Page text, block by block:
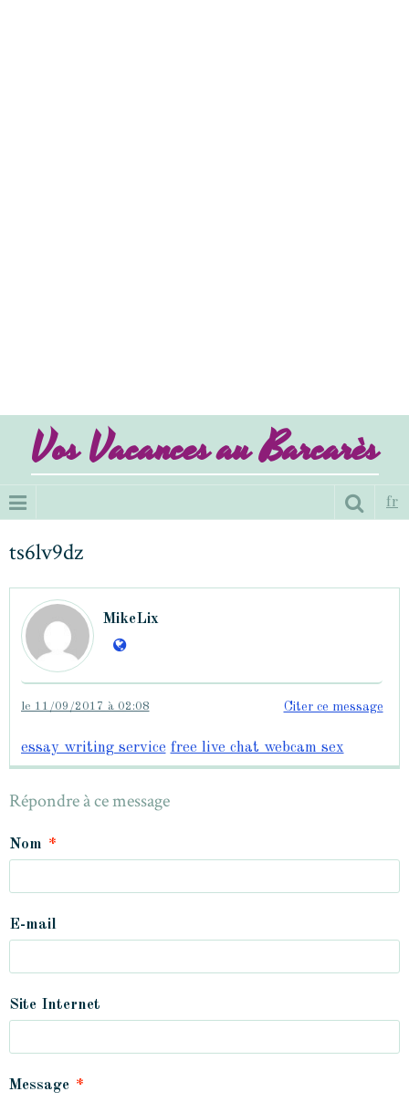
Vos Vacances au Barcarès
fr
ts6lv9dz
MikeLix
le 11/09/2017 à 02:08 Citer ce message
essay writing service free live chat webcam sex
Répondre à ce message
Nom
E-mail
Site Internet
Message